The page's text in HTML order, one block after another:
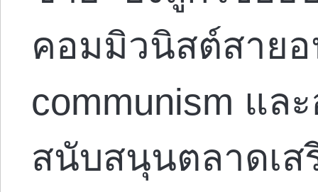
คอมมิวนิสต์สายอ
communism แล
สนับสนุนตลาดเส